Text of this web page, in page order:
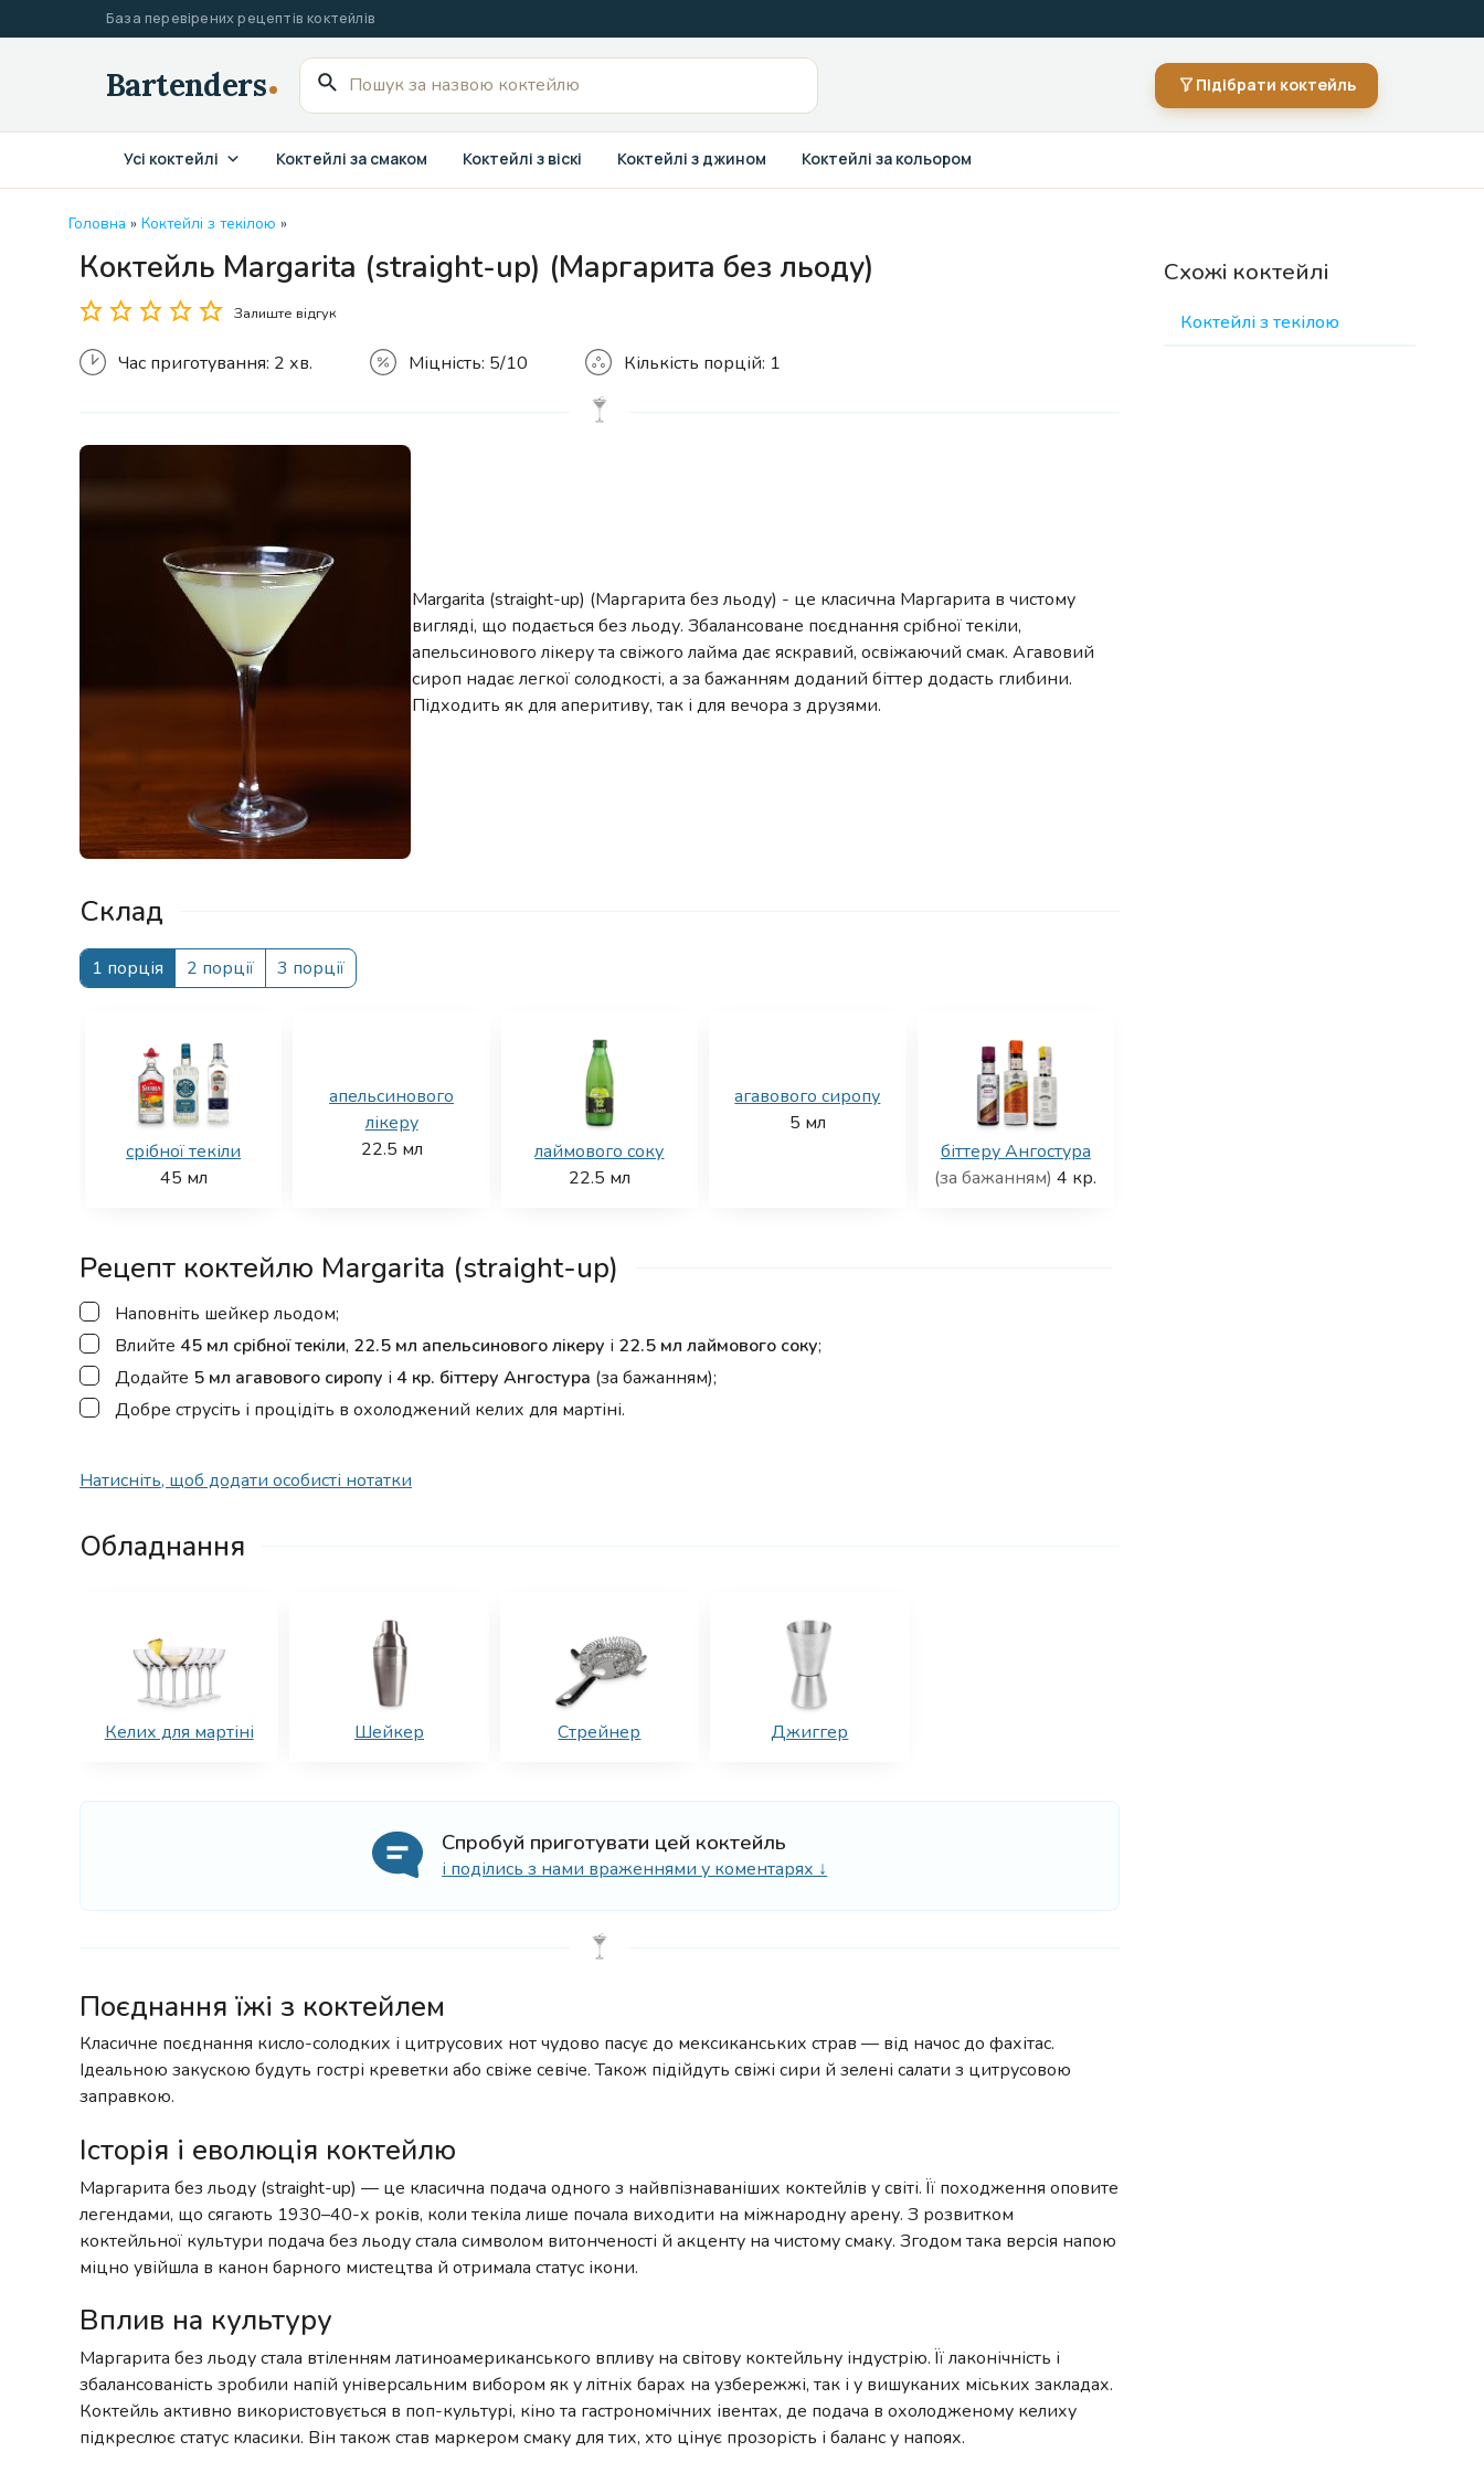
до
База перевірених рецептів коктейлів
Пошук
для:
Підібрати коктейль
Усі коктейлі Коктейлі за смаком Коктейлі з віскі Коктейлі з джином Коктейлі за кольором
Головна » Коктейлі з текілою »
Коктейль Margarita (straight-up) (Маргарита без льоду)
Залиште відгук
Час приготування: 2 хв. Міцність: 5/10
Кількість
Кількість порцій: 1
Margarita (straight-up) (Маргарита без льоду) - це класична Маргарита в чистому
вигляді, що подається без льоду. Збалансоване поєднання срібної текіли,
апельсинового лікеру та свіжого лайма дає яскравий, освіжаючий смак. Агавовий
сироп надає легкої солодкості, а за бажанням доданий біттер додасть глибини.
Підходить як для аперитиву, так і для вечора з друзями.
Склад
1 порція 2 порції 3 порції
срібної текіли
45 мл
апельсинового
лікеру
22.5 мл
лаймового соку
22.5 мл
агавового сиропу
5 мл
біттеру Ангостура
(за бажанням) 4 кр.
Рецепт коктейлю Margarita (straight-up)
▢
Наповніть шейкер льодом;
▢
Влийте 45 мл срібної текіли, 22.5 мл апельсинового лікеру і 22.5 мл лаймового соку;
▢
Додайте 5 мл агавового сиропу і 4 кр. біттеру Ангостура (за бажанням);
▢
Добре струсіть і процідіть в охолоджений келих для мартіні.
Натисніть, щоб додати особисті нотатки
Обладнання
Келих для мартіні Шейкер Стрейнер Джиггер
Спробуй приготувати цей коктейль
і поділись з нами враженнями у коментарях ↓
Поєднання їжі з коктейлем
Класичне поєднання кисло-солодких і цитрусових нот чудово пасує до мексиканських страв — від начос до фахітас.
Ідеальною закускою будуть гострі креветки або свіже севіче. Також підійдуть свіжі сири й зелені салати з цитрусовою
заправкою.
Історія і еволюція коктейлю
Маргарита без льоду (straight-up) — це класична подача одного з найвпізнаваніших коктейлів у світі. Її походження оповите
легендами, що сягають 1930–40-х років, коли текіла лише почала виходити на міжнародну арену. З розвитком
коктейльної культури подача без льоду стала символом витонченості й акценту на чистому смаку. Згодом така версія напою
міцно увійшла в канон барного мистецтва й отримала статус ікони.
Вплив на культуру
Маргарита без льоду стала втіленням латиноамериканського впливу на світову коктейльну індустрію. Її лаконічність і
збалансованість зробили напій універсальним вибором як у літніх барах на узбережжі, так і у вишуканих міських закладах.
Коктейль активно використовується в поп-культурі, кіно та гастрономічних івентах, де подача в охолодженому келиху
підкреслює статус класики. Він також став маркером смаку для тих, хто цінує прозорість і баланс у напоях.
Схожі коктейлі
Коктейлі з текілою